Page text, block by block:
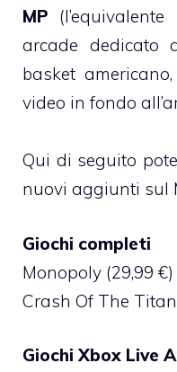
MP
arcade dedicato
basket
video in fondo
Qui di seguito
nuovi aggiunti sul
Giochi completi
Monopoly (29,99 €)
Crash Of The
Giochi Xbox Live